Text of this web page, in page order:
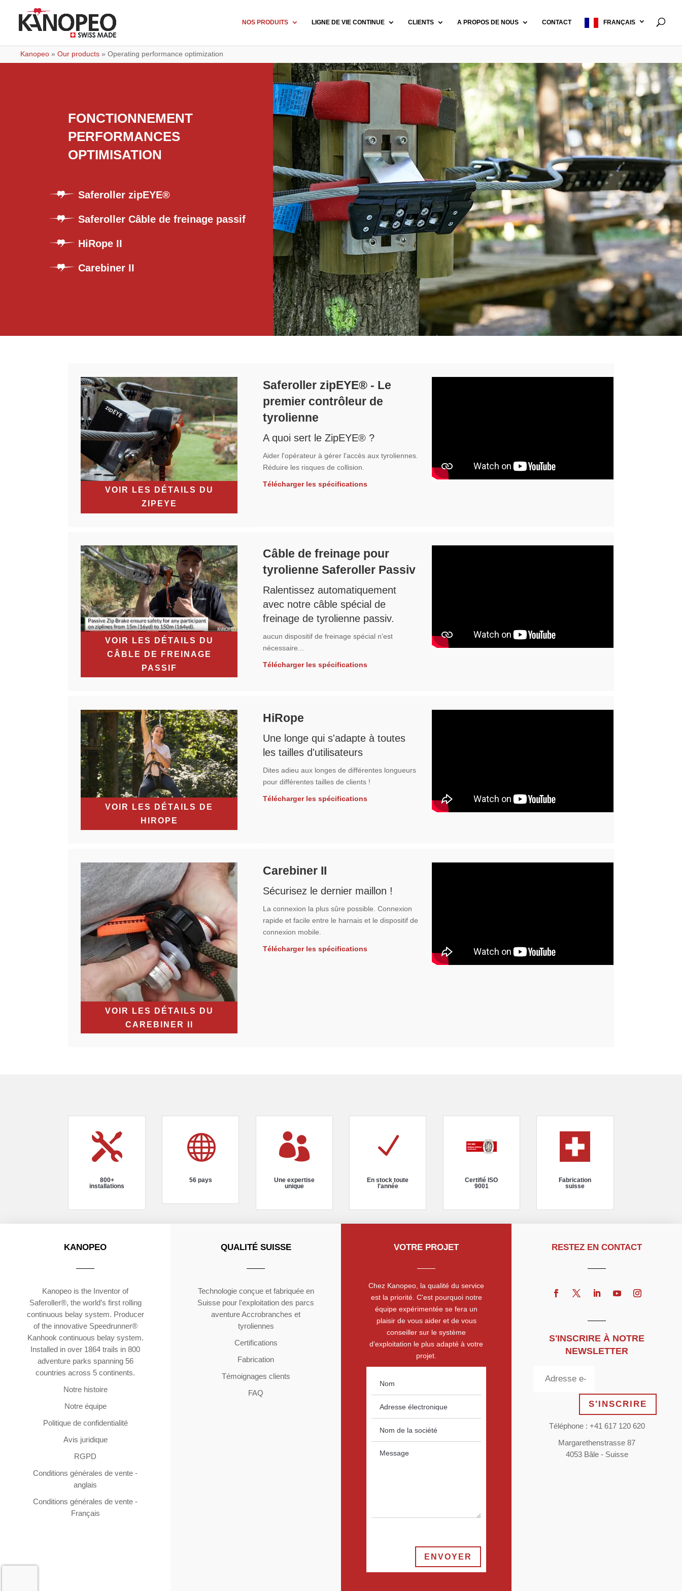
NOS PRODUITS LIGNE DE VIE CONTINUE CLIENTS A PROPOS DE NOUS CONTACT FRANÇAIS
Kanopeo » Our products » Operating performance optimization
FONCTIONNEMENT
PERFORMANCES
OPTIMISATION
Saferoller zipEYE®
Saferoller Câble de freinage passif
HiRope II
Carebiner II
VOIR LES DÉTAILS DU
ZIPEYE
Saferoller zipEYE® - Le
premier contrôleur de
tyrolienne
A quoi sert le ZipEYE® ?
Aider l'opérateur à gérer l'accès aux tyroliennes.
Réduire les risques de collision.
Télécharger les spécifications
VOIR LES DÉTAILS DU
CÂBLE DE FREINAGE
PASSIF
Câble de freinage pour
tyrolienne Saferoller Passiv
Ralentissez automatiquement
avec notre câble spécial de
freinage de tyrolienne passiv.
aucun dispositif de freinage spécial n'est
nécessaire...
Télécharger les spécifications
VOIR LES DÉTAILS DE
HIROPE
HiRope
Une longe qui s'adapte à toutes
les tailles d'utilisateurs
Dites adieu aux longes de différentes longueurs
pour différentes tailles de clients !
Télécharger les spécifications
VOIR LES DÉTAILS DU
CAREBINER II
Carebiner II
Sécurisez le dernier maillon !
La connexion la plus sûre possible. Connexion
rapide et facile entre le harnais et le dispositif de
connexion mobile.
Télécharger les spécifications

800+
installations

56 pays

Une expertise
unique
N
En stock toute
l'année
Certifié ISO
9001
Fabrication
suisse
KANOPEO
Kanopeo is the Inventor of
Saferoller®, the world’s first rolling
continuous belay system. Producer
of the innovative Speedrunner®
Kanhook continuous belay system.
Installed in over 1864 trails in 800
adventure parks spanning 56
countries across 5 continents.
Notre histoire
Notre équipe
Politique de confidentialité
Avis juridique
RGPD
Conditions générales de vente -
anglais
Conditions générales de vente -
Français
QUALITÉ SUISSE
Technologie conçue et fabriquée en
Suisse pour l'exploitation des parcs
aventure Accrobranches et
tyroliennes
Certifications
Fabrication
Témoignages clients
FAQ
VOTRE PROJET
Chez Kanopeo, la qualité du service
est la priorité. C'est pourquoi notre
équipe expérimentée se fera un
plaisir de vous aider et de vous
conseiller sur le système
d'exploitation le plus adapté à votre
projet.
ENVOYER
RESTEZ EN CONTACT
S'INSCRIRE À NOTRE
NEWSLETTER
S'INSCRIRE
Téléphone : +41 617 120 620
Margarethenstrasse 87
4053 Bâle - Suisse